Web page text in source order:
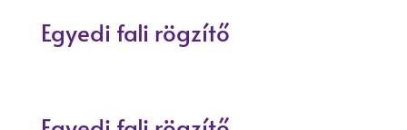
Egyedi fali rögzítő